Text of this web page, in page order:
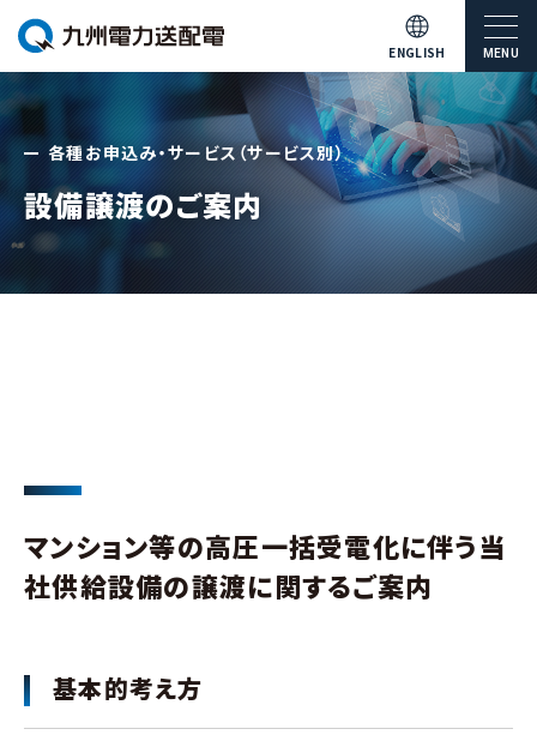
ENGLISH MENU
各種お申込み・サービス（サービス別）
設備譲渡のご案内
マンション等の高圧一括受電化に伴う当
社供給設備の譲渡に関するご案内
基本的考え方